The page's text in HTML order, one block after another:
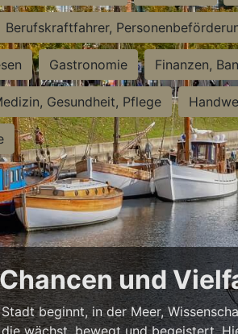
Berufskraftfahrer,
Gastronomie Finanzen,
Gesundheit, Pflege
und
beginnt, in der Meer,